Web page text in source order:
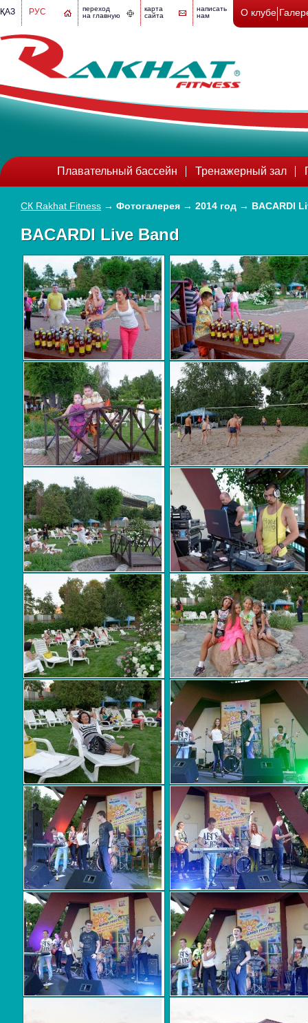
переход
на главную
карта
сайта
написать
нам
ҚАЗ РУС О клубе
Плавательный бассейн Тренажерный зал
СК Rakhat Fitness → Фотогалерея → 2014 год → BACARDI
BACARDI Live Band